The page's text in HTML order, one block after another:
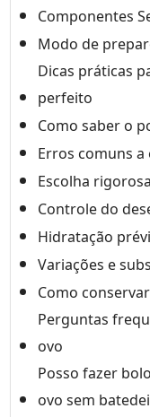
Componentes
Modo de
Dicas práticas
perfeito
Como saber o
Erros comuns
Escolha
Controle do
Hidratação
Variações e
Como
Perguntas
ovo
Posso fazer
ovo sem